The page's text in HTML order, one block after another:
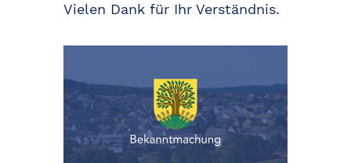
Vielen Dank für Ihr Verständnis.